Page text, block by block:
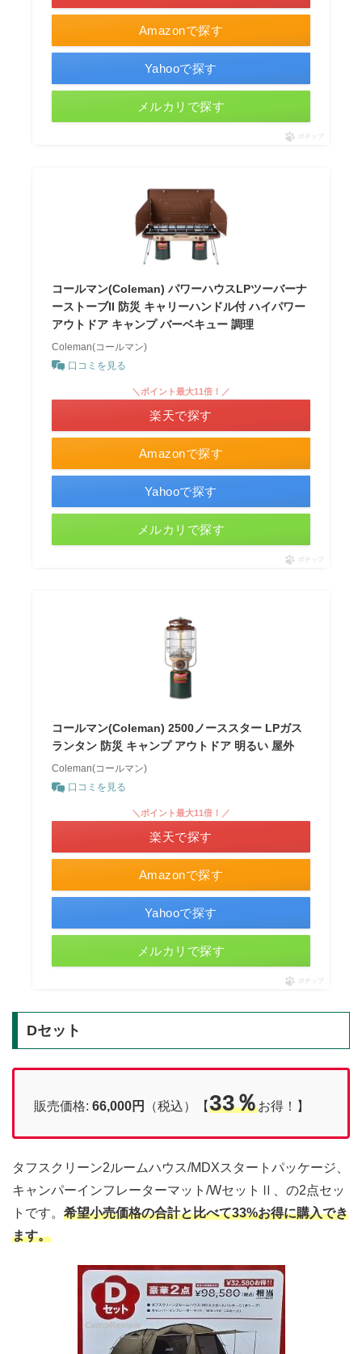
Amazonで探す
Yahooで探す
メルカリで探す
ポチップ
コールマン(Coleman) パワーハウスLPツーバーナ
ーストーブII 防災 キャリーハンドル付 ハイパワー
アウトドア キャンプ バーベキュー 調理
Coleman(コールマン)
口コミを見る
Amazonで探す
＼ポイント最大11倍！／
楽天で探す
Yahooで探す
メルカリで探す
ポチップ
コールマン(Coleman) 2500ノーススター LPガス
ランタン 防災 キャンプ アウトドア 明るい 屋外
Coleman(コールマン)
口コミを見る
Amazonで探す
＼ポイント最大11倍！／
楽天で探す
Yahooで探す
メルカリで探す
ポチップ
Dセット
販売価格: 66,000円 （税込）【33％お得！】
タフスクリーン2ルームハウス/MDXスタートパッケージ、
キャンパーインフレーターマット/WセットⅡ、の2点セッ
トです。 希望小売価格の合計と比べて33%お得に購入でき
ます。